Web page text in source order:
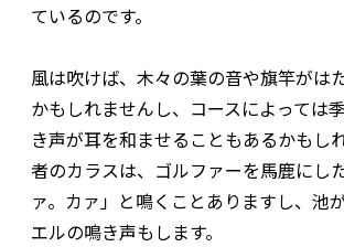
ているのです。
風は吹けば、木々の葉の音や旗竿がは
かもしれませんし、コースによっては
き声が耳を和ませることもあるかもし
者のカラスは、ゴルファーを馬鹿にし
ァ。カァ」と鳴くことありますし、池
エルの鳴き声もします。